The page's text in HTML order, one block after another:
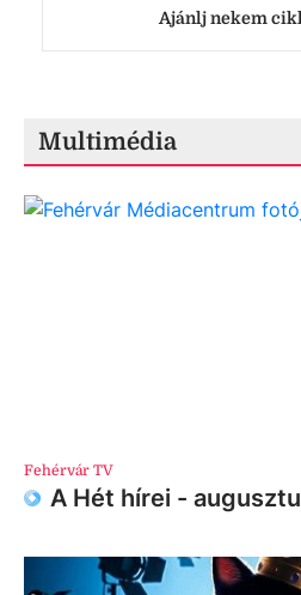
Ajánlj nekem
Multimédia
Fehérvár TV
A Hét hírei -